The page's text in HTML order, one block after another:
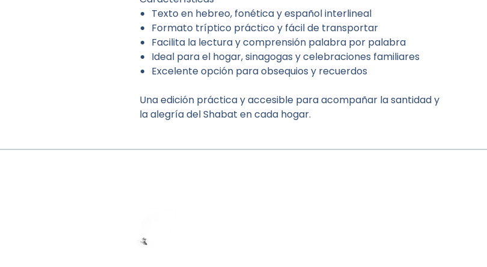
Texto en hebreo, fonética y español interlineal
Formato tríptico práctico y fácil de transportar
Facilita la lectura y comprensión palabra por palabra
Ideal para el hogar, sinagogas y celebraciones familiares
Excelente opción para obsequios y recuerdos
Una edición práctica y accesible para acompañar la santidad y
la alegría del Shabat en cada hogar.